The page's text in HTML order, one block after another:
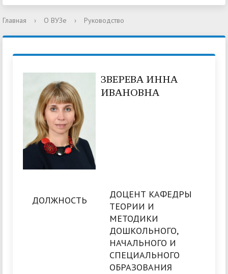
Главная › О ВУЗе › Руководство
ЗВЕРЕВА ИННА
ИВАНОВНА
ДОЛЖНОСТЬ
ДОЦЕНТ КАФЕДРЫ
ТЕОРИИ И
МЕТОДИКИ
ДОШКОЛЬНОГО,
НАЧАЛЬНОГО И
СПЕЦИАЛЬНОГО
ОБРАЗОВАНИЯ